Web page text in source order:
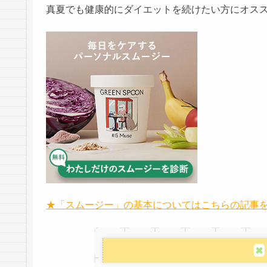
真夏でも健康的にダイエットを続けたい方にオス
★「スムージー」の基本についてはこちらの記事